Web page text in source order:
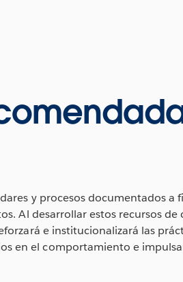
y procesos documentados a
Al desarrollar estos recursos de
e institucionalizará las
en el comportamiento e